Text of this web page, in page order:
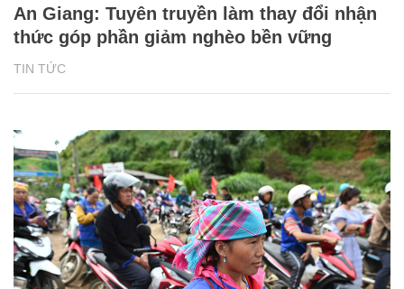
TIN TỨC
An Giang: Tuyên truyền làm thay đổi nhận
thức góp phần giảm nghèo bền vững